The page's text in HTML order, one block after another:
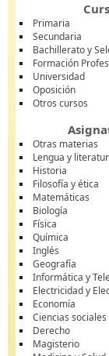
Primaria
Secundaria
Bachillerato y
Formación
Universidad
Oposición
Otros cursos
Otras materias
Lengua y
Historia
Filosofía y ética
Matemáticas
Biología
Física
Química
Inglés
Geografía
Informática y
Electricidad y
Economía
Ciencias sociales
Derecho
Magisterio